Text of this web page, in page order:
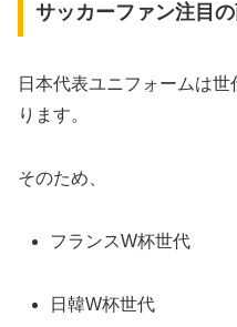
サッカーファン注目
日本代表ユニフォームは
ります。
そのため、
フランスW杯世代
日韓W杯世代